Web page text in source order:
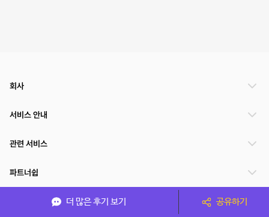
더 많은 후기 보기 공유하기
회사
서비스 안내
관련 서비스
파트너쉽
서비스 제공 국가